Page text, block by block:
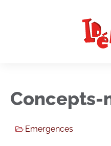
Concepts-
Emergences